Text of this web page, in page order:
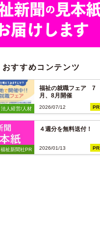
おすすめコンテンツ
法人経営/人材
福祉の就職フェア 7
月、8月開催
2026/07/12 PR
福祉新聞社PR
４週分を無料送付！
2026/01/13 PR